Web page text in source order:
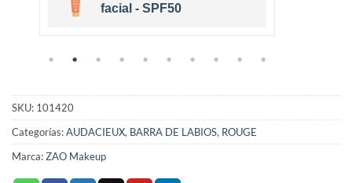
facial - SPF50
SKU: 101420
Categorías:AUDACIEUX, BARRA DE LABIOS, ROUGE
Marca:ZAO Makeup